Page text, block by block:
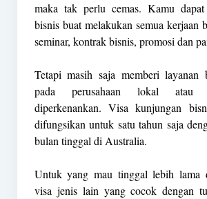
maka tak perlu cemas. Kamu
bisnis buat melakukan semua kerjaan
seminar, kontrak bisnis, promosi dan
Tetapi masih saja memberi layanan
pada perusahaan lokal atau
diperkenankan. Visa kunjungan
difungsikan untuk satu tahun saja
bulan tinggal di Australia.
Untuk yang mau tinggal lebih lama
visa jenis lain yang cocok dengan